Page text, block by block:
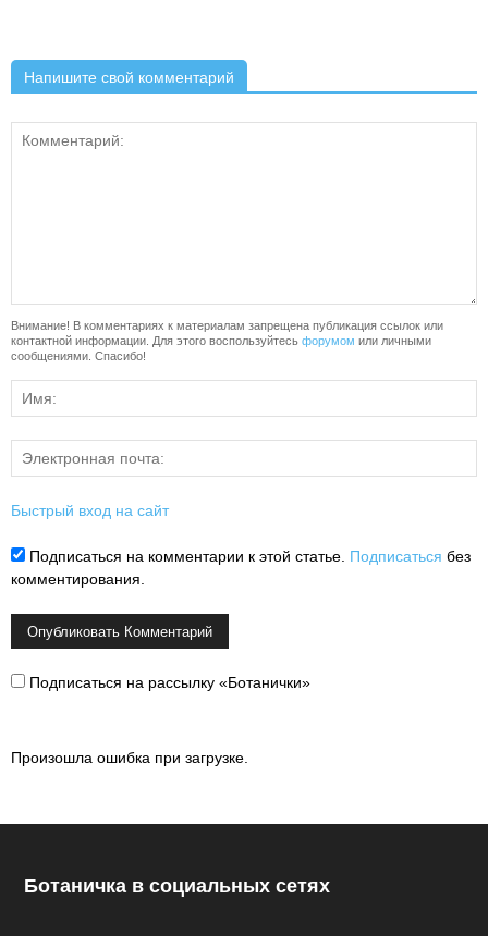
Напишите свой комментарий
Внимание! В комментариях к материалам запрещена публикация ссылок или
контактной информации. Для этого воспользуйтесь форумом или личными
сообщениями. Спасибо!
Быстрый вход на сайт
Подписаться на комментарии к этой статье. Подписаться без
комментирования.
Подписаться на рассылку «Ботанички»
Произошла ошибка при загрузке.
Ботаничка в социальных сетях